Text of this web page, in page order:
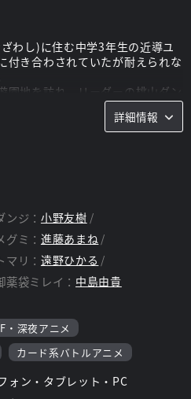
わし)に住む中学3年生の近導ユ
付き合わされていたが耐えられな
地を訪れ、リーダーの桃山ダン
「チームブラックアウト」とヴァ
れた強豪ファイター、江端トウヤ
詳細情報
ンジ： 小野友樹
グミ： 進藤あまね
マリ： 遠野ひかる
薬袋ミレイ： 中島由貴
・深夜アニメ
カード系バトルアニメ
ォン・タブレット・PC